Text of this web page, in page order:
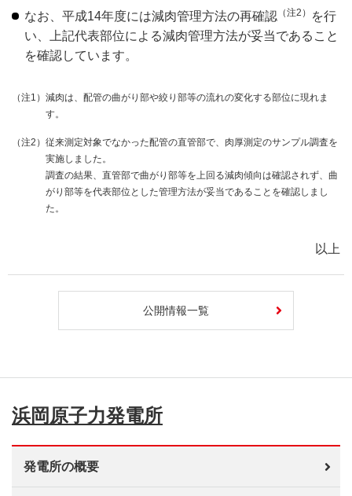
なお、平成14年度には減肉管理方法の再確認 （注2）
を行
い、上記代表部位による減肉管理方法が妥当であること
を確認しています。
（注1） 減肉は、配管の曲がり部や絞り部等の流れの変化する部位に現れま
す。
（注2） 従来測定対象でなかった配管の直管部で、肉厚測定のサンプル調査を
実施しました。
調査の結果、直管部で曲がり部等を上回る減肉傾向は確認されず、曲
がり部等を代表部位とした管理方法が妥当であることを確認しまし
た。
以上
公開情報一覧
浜岡原子力発電所
発電所の概要